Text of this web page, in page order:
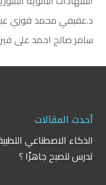
د.عفيفي محمد فوزي
سامر صالح احمد على
أحدث المقالات
الذكاء الاصطناعي
تدرس لتصبح جاهزًا ؟